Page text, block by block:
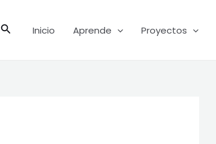
BuscarInicio Aprende Proyectos